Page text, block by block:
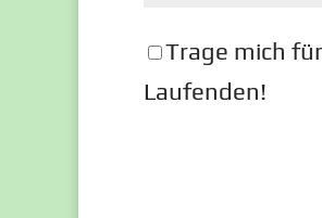
Trage mich
Laufenden!